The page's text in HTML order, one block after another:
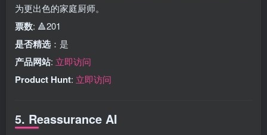
为更出色的家庭厨师。
票数: 🔺201
是否精选 ：是
产品网站: 立即访问
Product Hunt: 立即访问
5. Reassurance AI